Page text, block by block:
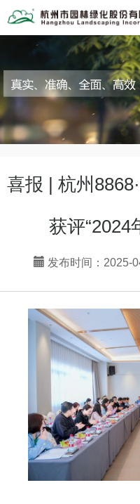
喜报 | 杭州
获评“2024
发布时间：2025-